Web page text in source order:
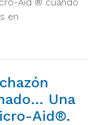
en
Una
Aid®.